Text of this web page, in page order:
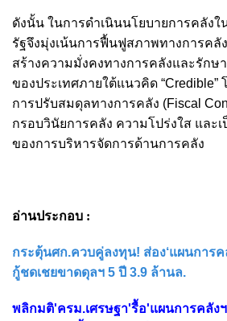
ดังนั้น ในการดำเนินนโยบายการคลังใ
รัฐจึงมุ่งเน้นการฟื้นฟูสภาพทางการคลั
สร้างความมั่งคงทางการคลังและรักษ
ของประเทศภายใต้แนวคิด
การปรับสมดุลทางการคลัง (Fiscal
กรอบวินัยการคลัง ความโปร่งใส และ
ของการบริหารจัดการด้านการคลัง
อ่านประกอบ :
กระตุ้นศก.ควบคู่ลงทุน! ส่อง‘แผนการค
กู้ชดเชยขาดดุลฯ 5 ปี 3.9 ล้านล.
พลิกมติ'ครม.เศรษฐา'รื้อ'แผนการคลัง